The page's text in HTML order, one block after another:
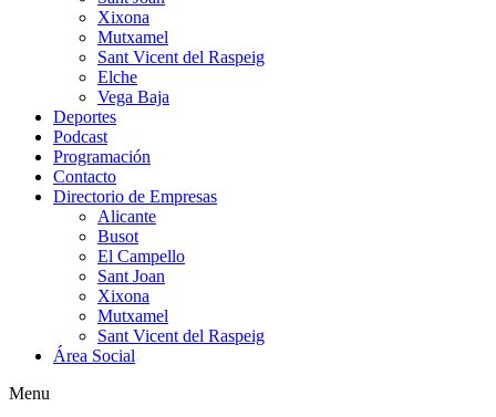
Xixona
Mutxamel
Sant Vicent del Raspeig
Elche
Vega Baja
Deportes
Podcast
Programación
Contacto
Directorio de Empresas
Alicante
Busot
El Campello
Sant Joan
Xixona
Mutxamel
Sant Vicent del Raspeig
Área Social
Menu